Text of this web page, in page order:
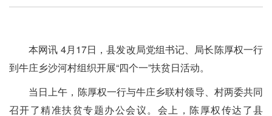
本网讯 4月17日，县发改局党组书记、局长陈厚权一行
到牛庄乡沙河村组织开展“四个一”扶贫日活动。
当日上午，陈厚权一行与牛庄乡联村领导、村两委共同
召开了精准扶贫专题办公会议。会上，陈厚权传达了县